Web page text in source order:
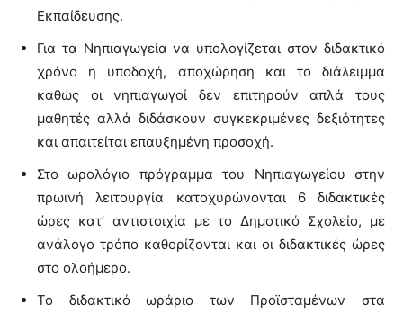
Εκπαίδευσης.
Για τα Νηπιαγωγεία να υπολογίζεται στον διδακτικό
χρόνο η υποδοχή, αποχώρηση και το διάλειμμα
καθώς οι νηπιαγωγοί δεν επιτηρούν απλά τους
μαθητές αλλά διδάσκουν συγκεκριμένες δεξιότητες
και απαιτείται επαυξημένη προσοχή.
Στο ωρολόγιο πρόγραμμα του Νηπιαγωγείου στην
πρωινή λειτουργία κατοχυρώνονται 6 διδακτικές
ώρες κατ’ αντιστοιχία με το Δημοτικό Σχολείο, με
ανάλογο τρόπο καθορίζονται και οι διδακτικές ώρες
στο ολοήμερο.
Το διδακτικό ωράριο των Προϊσταμένων στα